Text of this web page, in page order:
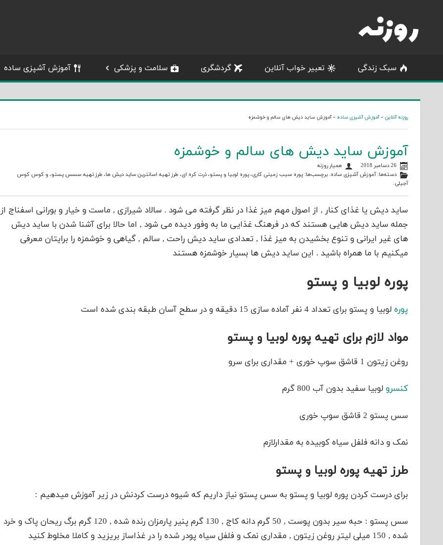
content
سبک زندگی تعبیر خواب آنلاین گردشگری سلامت و پزشکی آموزش آشپزی ساده
روزنه آنلاین »آموزش آشپزی ساده »آموزش ساید دیش های سالم و خوشمزه
آموزش ساید دیش های سالم و خوشمزه
26 دسامبر 2018
همیار روزنه
دسته‌ها:آموزش آشپزی ساده. برچسب‌ها: پوره سیب زمینی کاری، پوره لوبیا و پستو، ذرت کره ای، طرز تهیه اسانترین ساید دیش ها، طرز تهیه سسس پستو، و کوس کوس
آجیلی.
ساید دیش یا غذای کنار , از اصول مهم میز غذا در نظر گرفته می شود . سالاد شیرازی , ماست و خیار و بورانی اسفناج از
جمله ساید دیش هایی هستند که در فرهنگ غذایی ما به وفور دیده می شود , اما حالا برای آشنا شدن با ساید دیش
های غیر ایرانی و تنوع بخشیدن به میز غذا , تعدادی ساید دیش راحت , سالم , گیاهی و خوشمزه را برایتان معرفی
میکنیم با ما همراه باشید . این ساید دیش ها بسیار خوشمزه هستند
پوره لوبیا و پستو
پوره لوبیا و پستو برای تعداد 4 نفر آماده سازی 15 دقیقه و در سطح آسان طبقه بندی شده است
مواد لازم برای تهیه پوره لوبیا و پستو
روغن زیتون 1 قاشق سوپ خوری + مقداری برای سرو
کنسرو لوبیا سفید بدون آب 800 گرم
سس پستو 2 قاشق سوپ خوری
نمک و دانه فلفل سیاه کوبیده به مقدارلازم
طرز تهیه پوره لوبیا و پستو
برای درست کردن پوره لوبیا و پستو به سس پستو نیاز داریم که شیوه درست کردنش در زیر آموزش میدهیم :
سس پستو : حبه سیر بدون پوست , 50 گرم دانه کاج , 130 گرم پنیر پارمزان رنده شده , 120 گرم برگ ریحان پاک و خرد
شده , 150 میلی لیتر روغن زیتون , مقداری نمک و فلفل سیاه پودر شده را در غذاساز بریزید و کاملا مخلوط کنید